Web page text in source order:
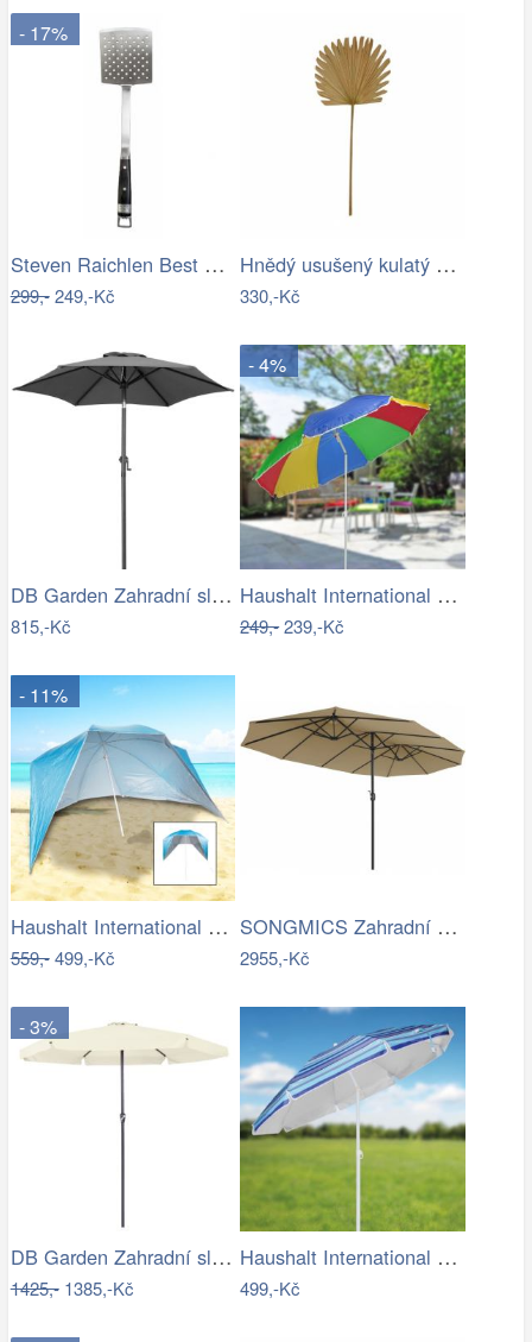
- 17%
Steven Raichlen Best of Barbecue…
299,-249,-Kč
Hnědý usušený kulatý dekorativní list…
330,-Kč
DB Garden Zahradní slunečník Diane…
815,-Kč
- 4%
Haushalt International Slunečník duhový…
249,-239,-Kč
- 11%
Haushalt International Plážový…
559,-499,-Kč
SONGMICS Zahradní slunečník Lyre šedý
2955,-Kč
- 3%
DB Garden Zahradní slunečník Jenna…
1425,-1385,-Kč
Haushalt International Slunečník, 200 cm
499,-Kč